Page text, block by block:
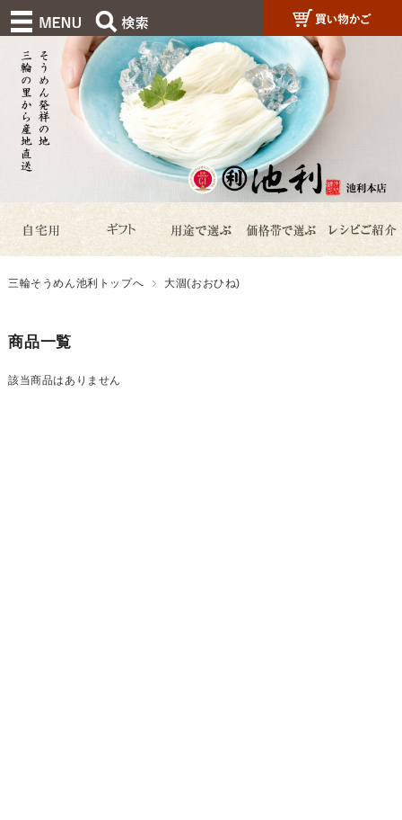
三輪そうめん池利トップへ 大涸(おおひね)
商品一覧
該当商品はありません